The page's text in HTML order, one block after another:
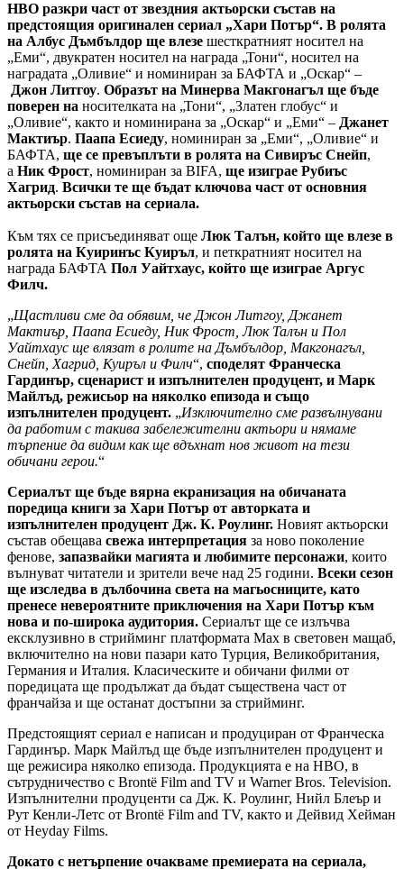
HBO разкри част от звездния актьорски състав на
предстоящия оригинален сериал „Хари Потър“. В ролята
на Албус Дъмбълдор ще влезе шесткратният носител на
„Еми“, двукратен носител на награда „Тони“, носител на
наградата „Оливие“ и номиниран за БАФТА и „Оскар“ –
Джон Литгоу. Образът на Минерва Макгонагъл ще бъде
поверен на носителката на „Тони“, „Златен глобус“ и
„Оливие“, както и номинирана за „Оскар“ и „Еми“ – Джанет
Мактиър. Паапа Есиеду, номиниран за „Еми“, „Оливие“ и
БАФТА, ще се превъплъти в ролята на Сивиръс Снейп,
а Ник Фрост, номиниран за BIFA, ще изиграе Рубиъс
Хагрид. Всички те ще бъдат ключова част от основния
актьорски състав на сериала.
Към тях се присъединяват още Люк Талън, който ще влезе в
ролята на Куиринъс Куиръл, и петкратният носител на
награда БАФТА Пол Уайтхаус, който ще изиграе Аргус
Филч.
„Щастливи сме да обявим, че Джон Литгоу, Джанет
Мактиър, Паапа Есиеду, Ник Фрост, Люк Талън и Пол
Уайтхаус ще влязат в ролите на Дъмбълдор, Макгонагъл,
Снейп, Хагрид, Куиръл и Филч“, споделят Франческа
Гардинър, сценарист и изпълнителен продуцент, и Марк
Майлъд, режисьор на няколко епизода и също
изпълнителен продуцент. „Изключително сме развълнувани
да работим с такива забележителни актьори и нямаме
търпение да видим как ще вдъхнат нов живот на тези
обичани герои.“
Сериалът ще бъде вярна екранизация на обичаната
поредица книги за Хари Потър от авторката и
изпълнителен продуцент Дж. К. Роулинг. Новият актьорски
състав обещава свежа интерпретация за ново поколение
фенове, запазвайки магията и любимите персонажи, които
вълнуват читатели и зрители вече над 25 години. Всеки сезон
ще изследва в дълбочина света на магьосниците, като
пренесе невероятните приключения на Хари Потър към
нова и по-широка аудитория. Сериалът ще се излъчва
ексклузивно в стрийминг платформата Max в световен мащаб,
включително на нови пазари като Турция, Великобритания,
Германия и Италия. Класическите и обичани филми от
поредицата ще продължат да бъдат съществена част от
франчайза и ще останат достъпни за стрийминг.
Предстоящият сериал е написан и продуциран от Франческа
Гардинър. Марк Майлъд ще бъде изпълнителен продуцент и
ще режисира няколко епизода. Продукцията е на HBO, в
сътрудничество с Brontë Film and TV и Warner Bros. Television.
Изпълнителни продуценти са Дж. К. Роулинг, Нийл Блеър и
Рут Кенли-Летс от Brontë Film and TV, както и Дейвид Хейман
от Heyday Films.
Докато с нетърпение очакваме премиерата на сериала,